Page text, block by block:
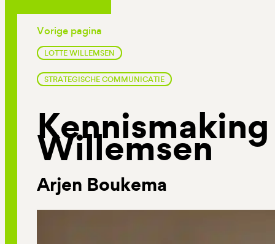
Vorige pagina
LOTTE WILLEMSEN
STRATEGISCHE COMMUNICATIE
Willemsen
Arjen Boukema